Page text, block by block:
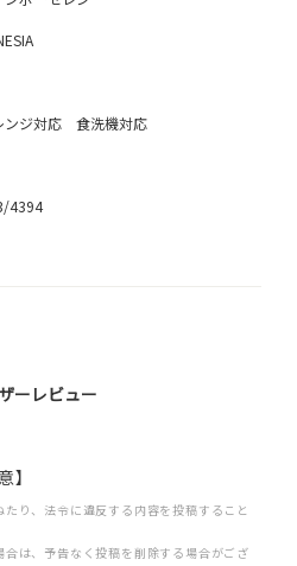
ンジ対応 食洗機対応
4394
ーレビュー
】
り、法令に違反する内容を投稿すること
は、予告なく投稿を削除する場合がござ